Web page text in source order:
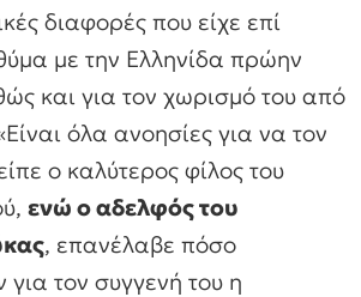
διαφορές που είχε επί
με την Ελληνίδα πρώην
και για τον χωρισμό του από
όλα ανοησίες για να τον
ο καλύτερος φίλος του
ενώ ο αδελφός του
, επανέλαβε πόσο
για τον συγγενή του η